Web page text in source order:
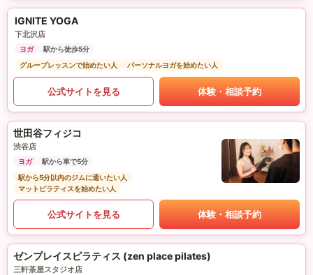
IGNITE YOGA
下北沢店
ヨガ
駅から徒歩5分
グループレッスンで始めたい人
パーソナルヨガを始めたい人
公式サイトを見る 体験・相談予約
世田谷フィジコ
渋谷店
ヨガ
駅から車で5分
駅から5分以内のジムに通いたい人
マットピラティスを始めたい人
公式サイトを見る 体験・相談予約
ゼンプレイスピラティス (zen place pilates)
三軒茶屋スタジオ店